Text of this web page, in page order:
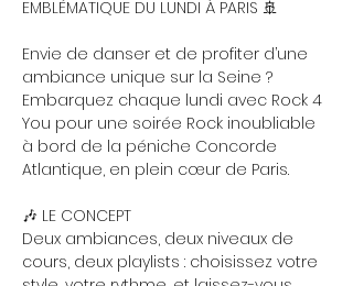
EMBLÉMATIQUE DU LUNDI À PARIS 🚢
Envie de danser et de profiter d’une
ambiance unique sur la Seine ?
Embarquez chaque lundi avec Rock 4
You pour une soirée Rock inoubliable
à bord de la péniche Concorde
Atlantique, en plein cœur de Paris.
🎶 LE CONCEPT
Deux ambiances, deux niveaux de
cours, deux playlists : choisissez votre